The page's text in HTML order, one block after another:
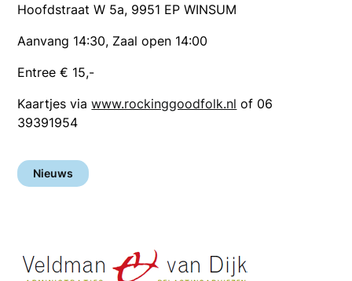
Hoofdstraat W 5a, 9951 EP WINSUM
Aanvang 14:30, Zaal open 14:00
Entree € 15,-
Kaartjes viawww.rockinggoodfolk.nl of 06
39391954
Nieuws